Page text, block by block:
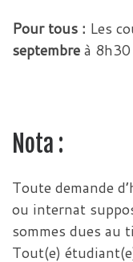
Pour tous : Les
septembreà 8h30
Nota :
Toute demande
ou internat
sommes dues au
Tout(e)